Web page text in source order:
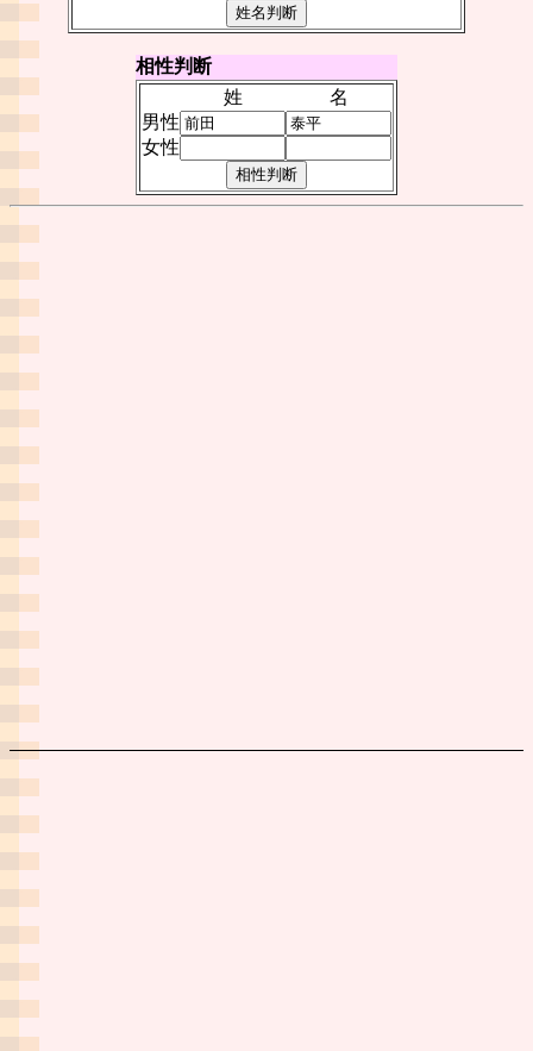
相性判断
姓
名
男性
女性